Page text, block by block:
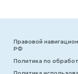
Правовой
РФ
Политика по